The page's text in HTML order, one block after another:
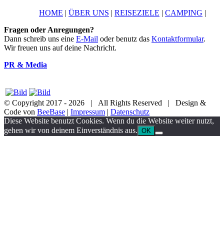
HOME | ÜBER UNS | REISEZIELE | CAMPING |
Fragen oder Anregungen?
Dann schreib uns eine E-Mail oder benutz das Kontaktformular.
Wir freuen uns auf deine Nachricht.
PR & Media
© Copyright 2017 - 2026 | All Rights Reserved | Design &
Code von BeeBase | Impressum | Datenschutz
YouTube
Facebook
Twitter
Instagram
Pinterest
Email
Diese Website benutzt Cookies. Wenn du die Website weiter nutzt,
gehen wir von deinem Einverständnis aus. OK